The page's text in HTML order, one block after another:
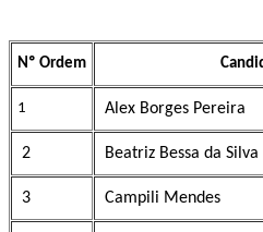
Nº Ordem
1 Alex Borges Pereira
2 Beatriz Bessa da Silva
3 Campili Mendes